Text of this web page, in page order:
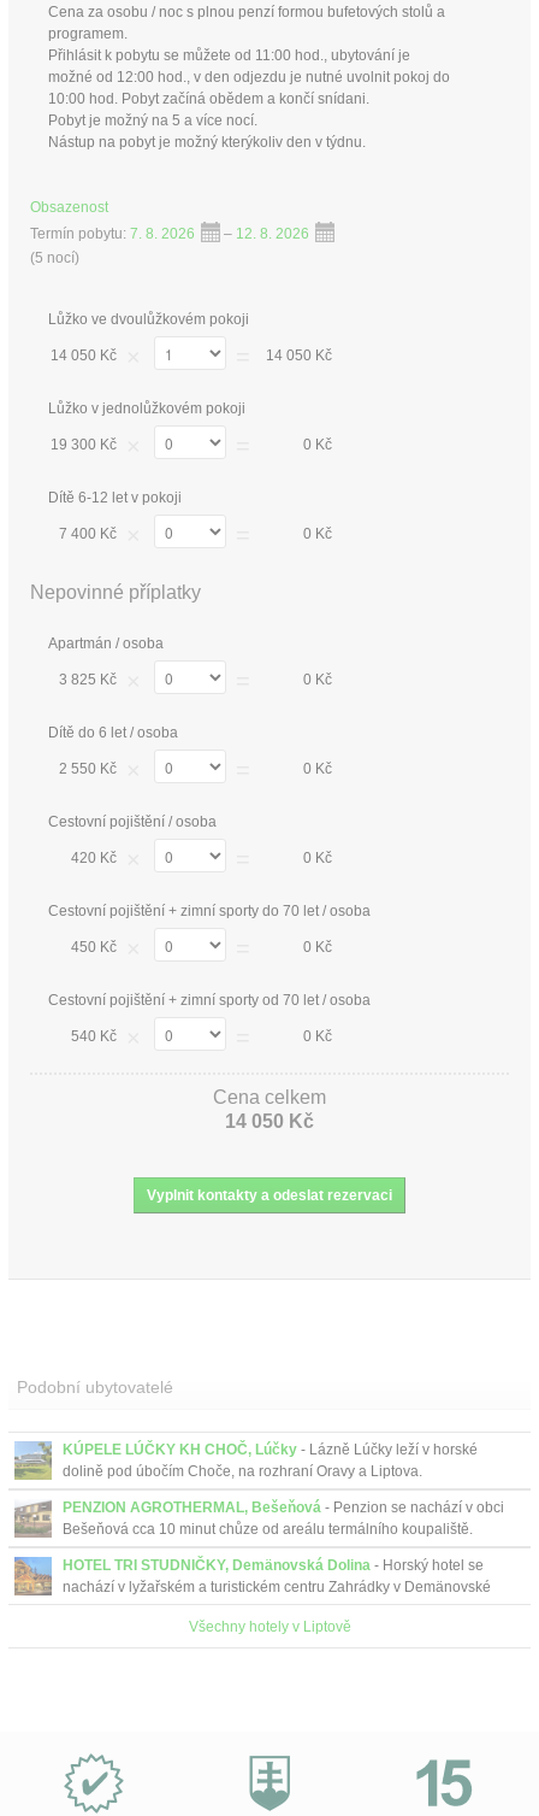
Cena za osobu / noc s plnou penzí formou bufetových stolů a
programem.
Přihlásit k pobytu se můžete od 11:00 hod., ubytování je
možné od 12:00 hod., v den odjezdu je nutné uvolnit pokoj do
10:00 hod. Pobyt začíná obědem a končí snídani.
Pobyt je možný na 5 a více nocí.
Nástup na pobyt je možný kterýkoliv den v týdnu.
Obsazenost
Termín pobytu: 7. 8. 2026 – 12. 8. 2026
(5 nocí)
Lůžko ve dvoulůžkovém pokoji
14 050 Kč 14 050 Kč
Lůžko v jednolůžkovém pokoji
19 300 Kč 0 Kč
Dítě 6-12 let v pokoji
7 400 Kč 0 Kč
Nepovinné příplatky
Apartmán / osoba
3 825 Kč 0 Kč
Dítě do 6 let / osoba
2 550 Kč 0 Kč
Cestovní pojištění / osoba
420 Kč 0 Kč
Cestovní pojištění + zimní sporty do 70 let / osoba
450 Kč 0 Kč
Cestovní pojištění + zimní sporty od 70 let / osoba
540 Kč 0 Kč
Cena celkem
14 050 Kč
Podobní ubytovatelé
KÚPELE LÚČKY KH CHOČ, Lúčky - Lázně Lúčky leží v horské
dolině pod úbočím Choče, na rozhraní Oravy a Liptova.
PENZION AGROTHERMAL, Bešeňová - Penzion se nachází v obci
Bešeňová cca 10 minut chůze od areálu termálního koupaliště.
HOTEL TRI STUDNIČKY, Demänovská Dolina - Horský hotel se
nachází v lyžařském a turistickém centru Zahrádky v Demänovské
Dolině. Lákající je posezení na terase u plápolajícího o...
Všechny hotely v Liptově